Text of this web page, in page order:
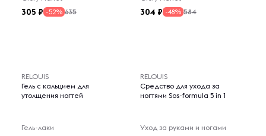
305 -52% 635 304 -48% 584
RELOUIS
Гель с кальцием для
утолщения ногтей
Гель-лаки
RELOUIS
Средство для ухода за
ногтями Sos-formula 5 in 1
Уход за руками и ногами